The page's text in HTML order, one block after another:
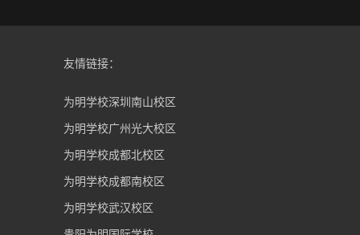
友情链接：
为明学校深圳南山校区
为明学校广州光大校区
为明学校成都北校区
为明学校成都南校区
为明学校武汉校区